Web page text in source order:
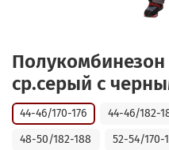
ср.серый с
44-46/170-176 44-46/182-
48-50/182-188
52-54/170-